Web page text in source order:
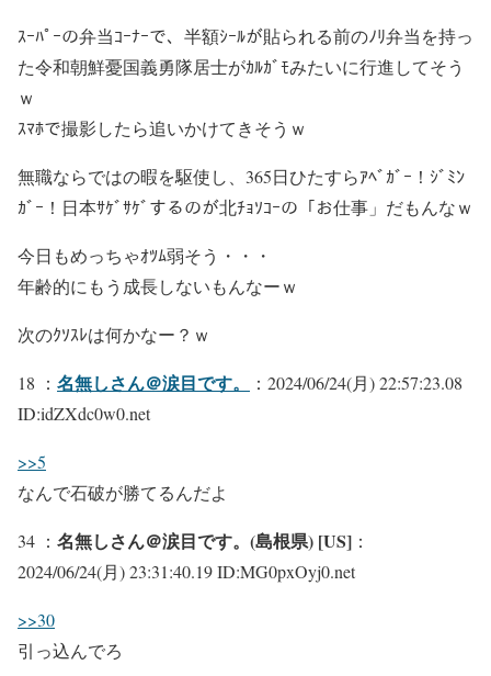
ｽｰﾊﾟｰの弁当ｺｰﾅｰで、半額ｼｰﾙが貼られる前のﾉﾘ弁当を持っ
た令和朝鮮憂国義勇隊居士がｶﾙｶﾞﾓみたいに行進してそう
ｗ
ｽﾏﾎで撮影したら追いかけてきそうｗ
無職ならではの暇を駆使し、365日ひたすらｱﾍﾞｶﾞｰ！ｼﾞﾐﾝ
ｶﾞｰ！日本ｻｹﾞｻｹﾞするのが北ﾁｮｿｺｰの「お仕事」だもんなｗ
今日もめっちゃｵﾂﾑ弱そう・・・
年齢的にもう成長しないもんなーｗ
次のｸｿｽﾚは何かなー？ｗ
18 ： 名無しさん＠涙目です。
：2024/06/24(月) 22:57:23.08
ID:idZXdc0w0.net
>>5
なんで石破が勝てるんだよ
34 ： 名無しさん＠涙目です。(島根県) [US] ：
2024/06/24(月) 23:31:40.19 ID:MG0pxOyj0.net
>>30
引っ込んでろ